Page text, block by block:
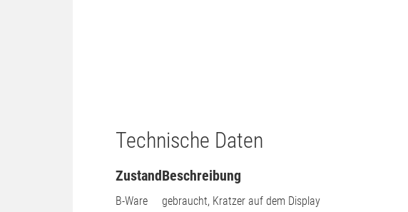
Technische Daten
Zustand
B-Ware
Beschreibung
gebraucht, Kratzer auf dem Display